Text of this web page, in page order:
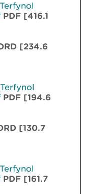
PDF [416.1
[234.6
PDF [194.6
[130.7
PDF [161.7